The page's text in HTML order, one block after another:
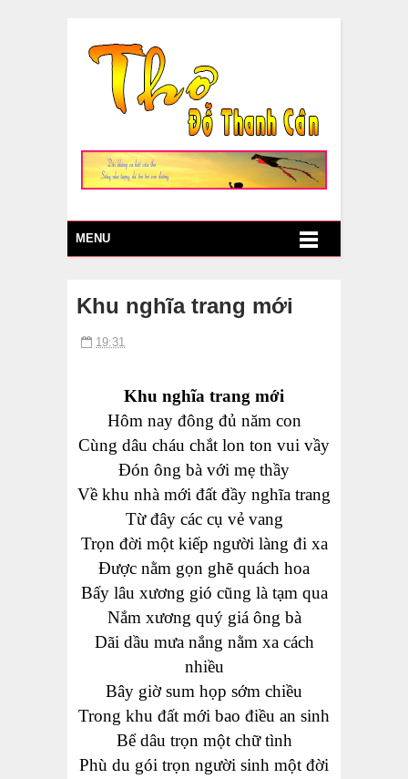
MENU
Khu nghĩa trang mới
19:31
Khu nghĩa trang mới
Hôm nay đông đủ năm con
Cùng dâu cháu chắt lon ton vui vầy
Đón ông bà với mẹ thầy
Về khu nhà mới đất đầy nghĩa trang
Từ đây các cụ vẻ vang
Trọn đời một kiếp người làng đi xa
Được nằm gọn ghẽ quách hoa
Bấy lâu xương gió cũng là tạm qua
Nắm xương quý giá ông bà
Dãi dầu mưa nắng nằm xa cách
nhiều
Bây giờ sum họp sớm chiều
Trong khu đất mới bao điều an sinh
Bể dâu trọn một chữ tình
Phù du gói trọn người sinh một đời